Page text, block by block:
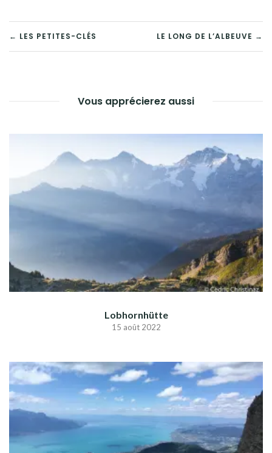
NAVIGATION
← LES PETITES-CLÉS LE LONG DE L’ALBEUVE →
Vous apprécierez aussi
Lobhornhütte
15 août 2022